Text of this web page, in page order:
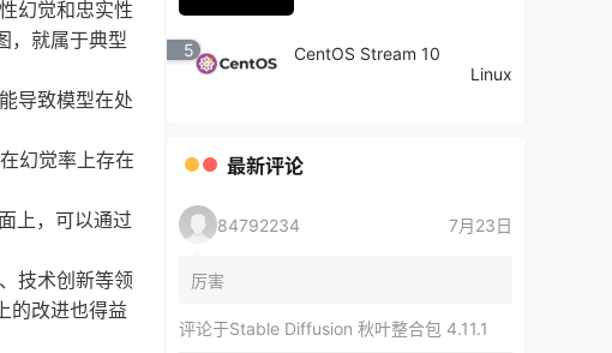
幻觉和忠实性
，就属于典型
导致模型在处
幻觉率上存在
上，可以通过
技术创新等领
的改进也得益
5
CentOS Stream 10
Linux
最新评论
84792234 7月23日
厉害
评论于Stable Diffusion 秋叶整合包 4.11.1